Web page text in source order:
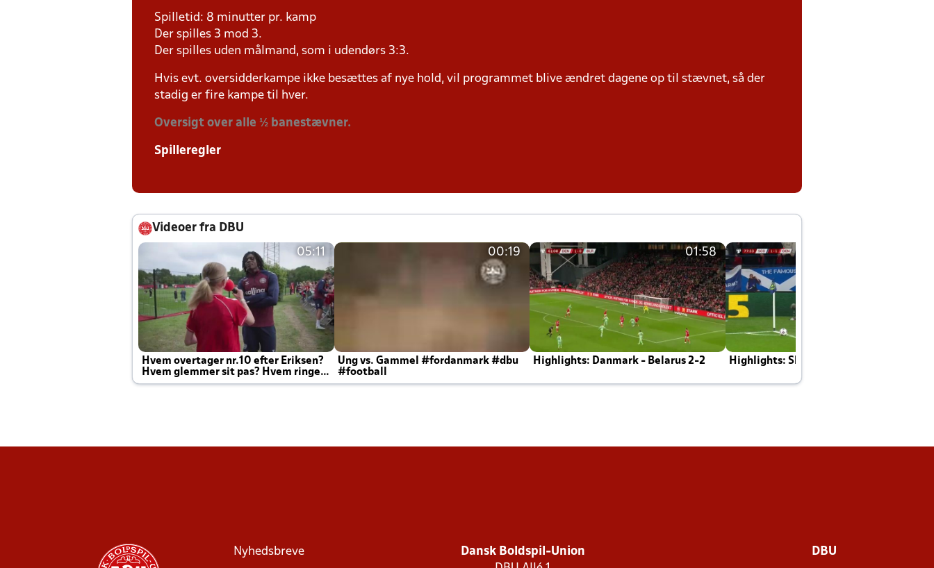
Spilletid: 8 minutter pr. kamp
Der spilles 3 mod 3.
Der spilles uden målmand, som i udendørs 3:3.
Hvis evt. oversidderkampe ikke besættes af nye hold, vil programmet blive ændret dagene op til stævnet, så der
stadig er fire kampe til hver.
Oversigt over alle ½ banestævner.
Spilleregler
Videoer fra DBU
05:11
Hvem overtager nr.10 efter Eriksen?
Hvem glemmer sit pas? Hvem ringer
Joachim altid til efter kampe?
00:19
Ung vs. Gammel #fordanmark #dbu
#football
01:58
Highlights: Danmark - Belarus 2-2 Highlights: Skotland - Danmark 4-2
Nyhedsbreve
Dansk Boldspil-Union
DBU